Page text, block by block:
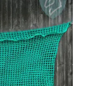
kan
vælges
på
varesiden